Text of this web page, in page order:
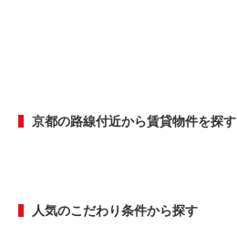
京都の路線付近から賃貸物件を探す
人気のこだわり条件から探す